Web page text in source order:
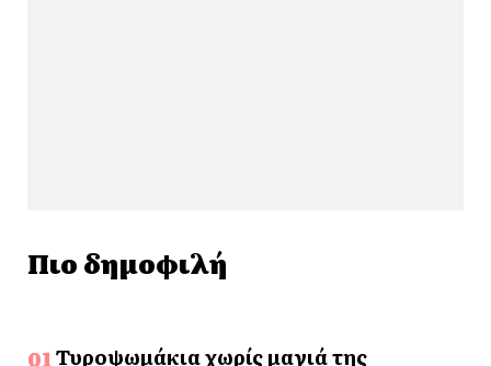
Πιο δημοφιλή
Τυροψωμάκια χωρίς μαγιά της